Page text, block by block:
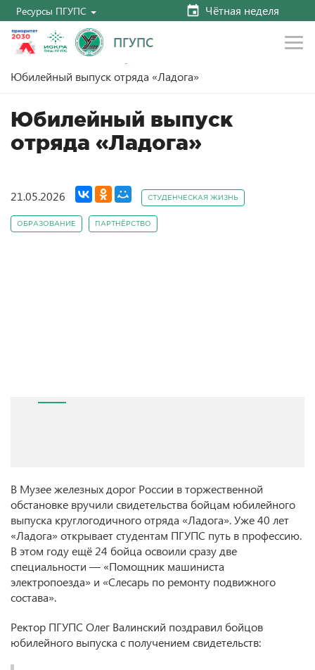
Ресурсы ПГУПС Чётная неделя
ПГУПС
Главная Новости
Юбилейный выпуск отряда «Ладога»
Юбилейный выпуск
отряда «Ладога»
21.05.2026 СТУДЕНЧЕСКАЯ ЖИЗНЬ
ОБРАЗОВАНИЕ ПАРТНЁРСТВО
В Музее железных дорог России в торжественной
обстановке вручили свидетельства бойцам юбилейного
выпуска круглогодичного отряда «Ладога». Уже 40 лет
«Ладога» открывает студентам ПГУПС путь в профессию.
В этом году ещё 24 бойца освоили сразу две
специальности — «Помощник машиниста
электропоезда» и «Слесарь по ремонту подвижного
состава».
Ректор ПГУПС Олег Валинский поздравил бойцов
юбилейного выпуска с получением свидетельств: